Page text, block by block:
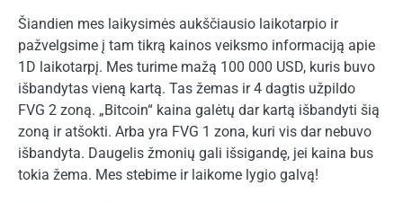
Šiandien mes laikysimės aukščiausio laikotarpio ir
pažvelgsime į tam tikrą kainos veiksmo informaciją apie
1D laikotarpį. Mes turime mažą 100 000 USD, kuris buvo
išbandytas vieną kartą. Tas žemas ir 4 dagtis užpildo
FVG 2 zoną. „Bitcoin“ kaina galėtų dar kartą išbandyti šią
zoną ir atšokti. Arba yra FVG 1 zona, kuri vis dar nebuvo
išbandyta. Daugelis žmonių gali išsigandę, jei kaina bus
tokia žema. Mes stebime ir laikome lygio galvą!